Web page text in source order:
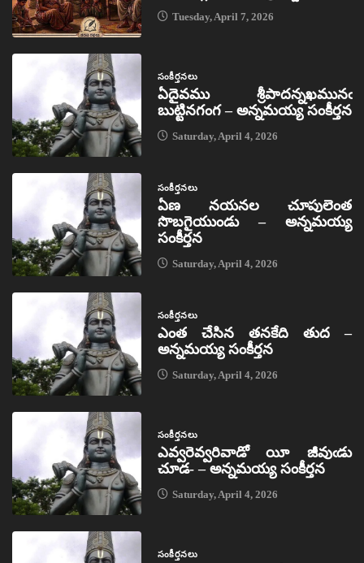
Tuesday, April 7, 2026
సంకీర్తనలు
ఏదైవము శ్రీపాదన్నఖమునఁ
బుట్టినగంగ – అన్నమయ్య సంకీర్తన
Saturday, April 4, 2026
సంకీర్తనలు
ఏణ నయనల చూపులెంత
సొబగైయుండు – అన్నమయ్య
సంకీర్తన
Saturday, April 4, 2026
సంకీర్తనలు
ఎంత చేసిన తనకేది తుద –
అన్నమయ్య సంకీర్తన
Saturday, April 4, 2026
సంకీర్తనలు
ఎవ్వరెవ్వరివాడో యీ జీవుఁడు
చూడ- – అన్నమయ్య సంకీర్తన
Saturday, April 4, 2026
సంకీర్తనలు